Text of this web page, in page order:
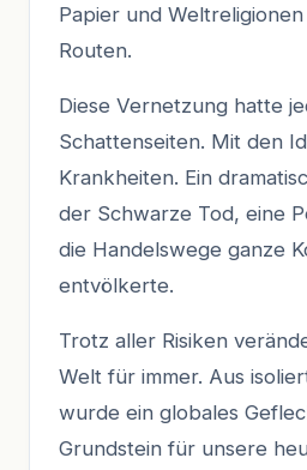
Papier und
Routen.
Diese Vernetzung hatte
Schattenseiten. Mit den
Krankheiten. Ein
der Schwarze Tod, eine
die Handelswege ganze
entvölkerte.
Trotz aller Risiken
Welt für immer. Aus
wurde ein globales
Grundstein für unsere